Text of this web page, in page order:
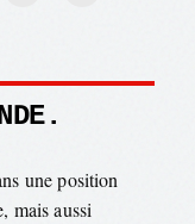
une position
mais aussi